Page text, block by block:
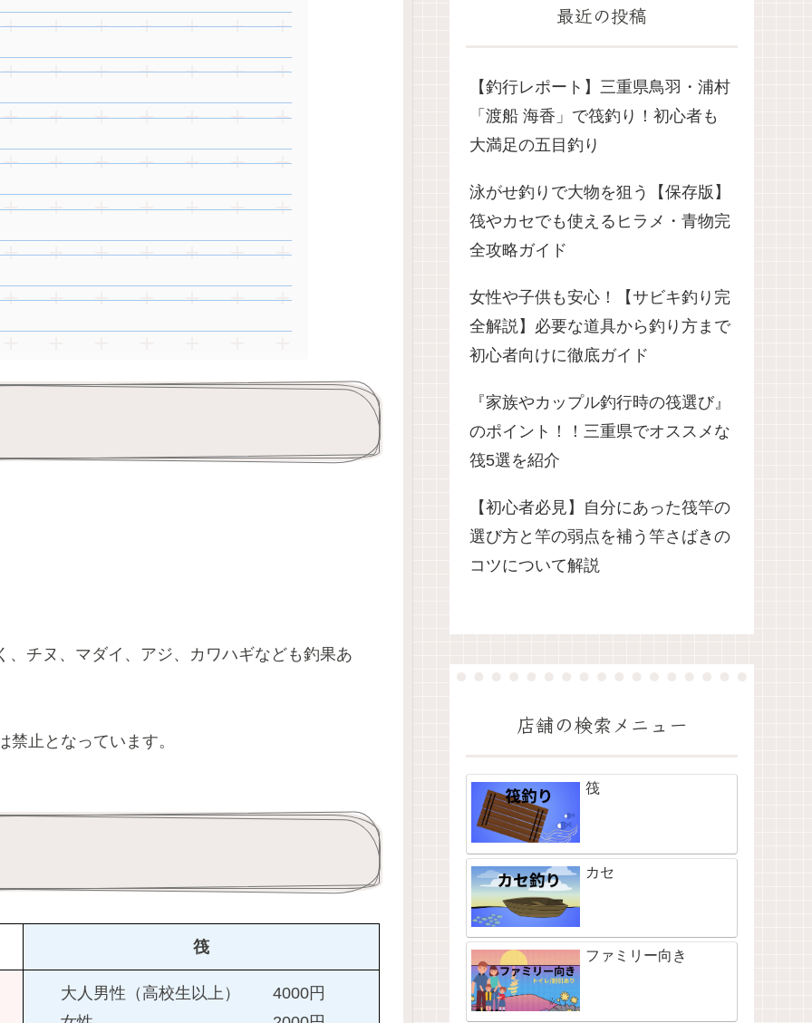
チヌ、マダイ、アジ、カワハギなども釣果あ
止となっています。
筏
大人男性（高校生以上） 4000円
最近の投稿
【釣行レポート】三重県鳥羽・浦村
「渡船 海香」で筏釣り！初心者も
大満足の五目釣り
泳がせ釣りで大物を狙う【保存版】
筏やカセでも使えるヒラメ・青物完
全攻略ガイド
女性や子供も安心！【サビキ釣り完
全解説】必要な道具から釣り方まで
初心者向けに徹底ガイド
『家族やカップル釣行時の筏選び』
のポイント！！三重県でオススメな
筏5選を紹介
【初心者必見】自分にあった筏竿の
選び方と竿の弱点を補う竿さばきの
コツについて解説
店舗の検索メニュー
筏
カセ
ファミリー向き